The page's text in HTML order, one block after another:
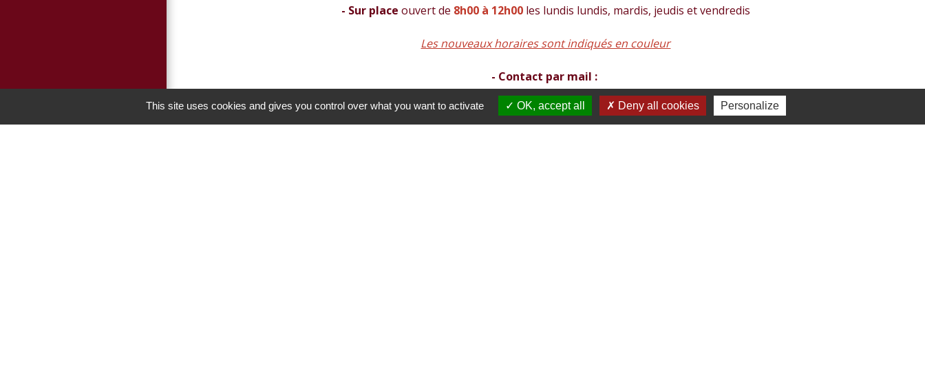
- Sur place ouvert de 8h00 à 12h00les lundis lundis, mardis, jeudis et vendredis
Les nouveaux horaires sont indiqués en couleur
- Contact par mail :
mairie@villemoirieu.com
This site uses cookies and gives you control over what you want to activate OK, accept all Deny all cookies Personalize